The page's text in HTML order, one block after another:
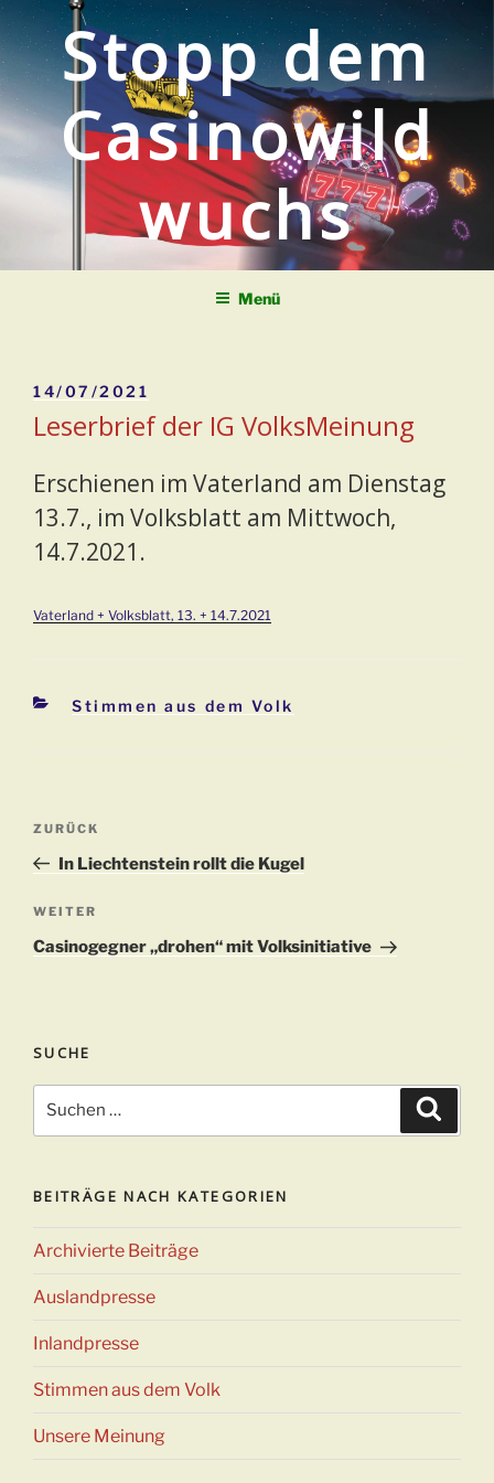
Zum
Inhalt
springenStopp dem
Casinowild
wuchs
Menü
Veröffentlicht
am
14/07/2021
Leserbrief der IG VolksMeinung
Erschienen im Vaterland am Dienstag
13.7., im Volksblatt am Mittwoch,
14.7.2021.
Vaterland + Volksblatt, 13. + 14.7.2021
Kategorien
Stimmen aus dem Volk
Beitragsnavigation
Vorheriger
Beitrag
ZURÜCK
In Liechtenstein rollt die Kugel
Nächster
Beitrag
WEITER
Casinogegner „drohen“ mit Volksinitiative
SUCHE
nach:
BEITRÄGE NACH KATEGORIEN
Archivierte Beiträge
Auslandpresse
Inlandpresse
Stimmen aus dem Volk
Unsere Meinung